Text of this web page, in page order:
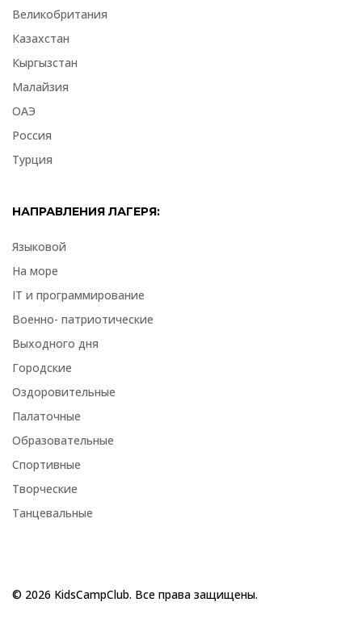
Великобритания
Казахстан
Кыргызстан
Малайзия
ОАЭ
Россия
Турция
НАПРАВЛЕНИЯ ЛАГЕРЯ:
Языковой
На море
IT и программирование
Военно- патриотические
Выходного дня
Городские
Оздоровительные
Палаточные
Образовательные
Спортивные
Творческие
Танцевальные
© 2026 KidsCampClub. Все права защищены.